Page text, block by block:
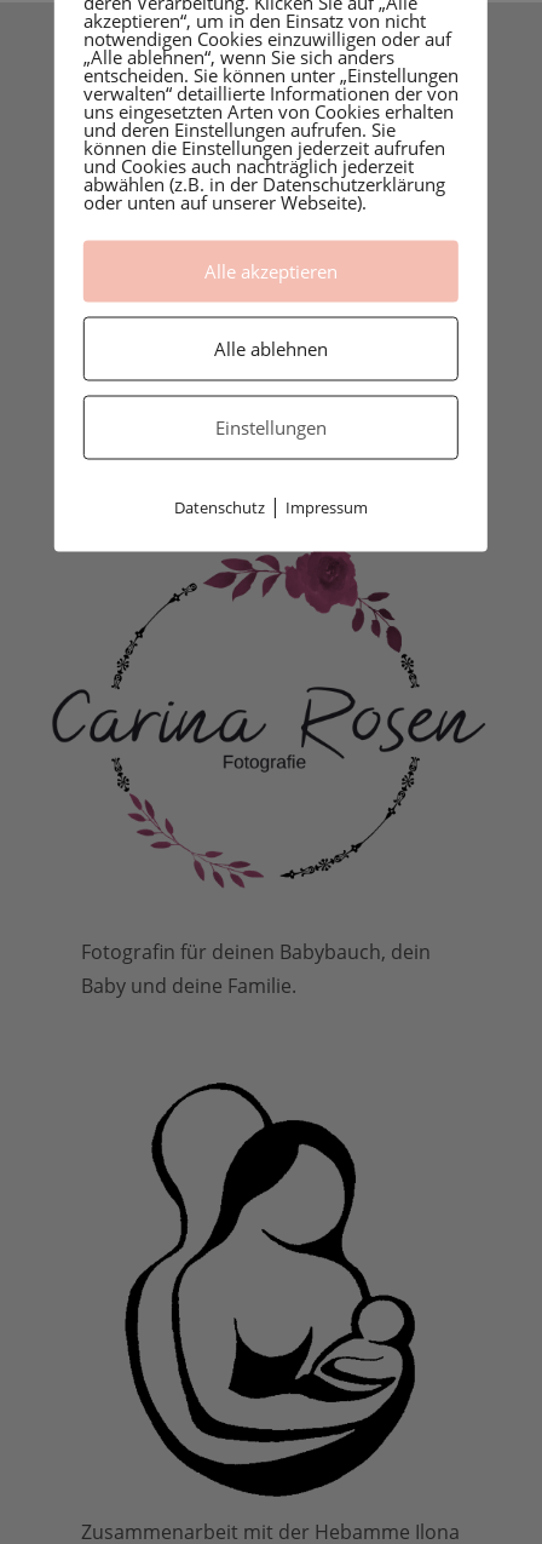
Carina Rosen, deine Doula und
Stillberaterin aus Lohmar, Rhein-Sieg-
Kreis, Köln, Mitglied im Doulaverbund
Deutschland
Fotografin für deinen Babybauch, dein
Baby und deine Familie.
Zusammenarbeit mit der Hebamme Ilona
akzeptieren“, um in den Einsatz von nicht
notwendigen Cookies einzuwilligen oder auf
„Alle ablehnen“, wenn Sie sich anders
entscheiden. Sie können unter „Einstellungen
verwalten“ detaillierte Informationen der von
uns eingesetzten Arten von Cookies erhalten
und deren Einstellungen aufrufen. Sie
können die Einstellungen jederzeit aufrufen
und Cookies auch nachträglich jederzeit
abwählen (z.B. in der Datenschutzerklärung
oder unten auf unserer Webseite).
Alle akzeptieren
Alle ablehnen
Einstellungen
Datenschutz| Impressum